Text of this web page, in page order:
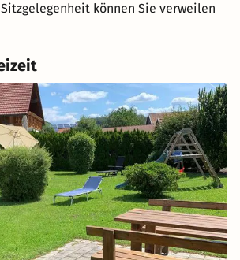
können Sie verweilen